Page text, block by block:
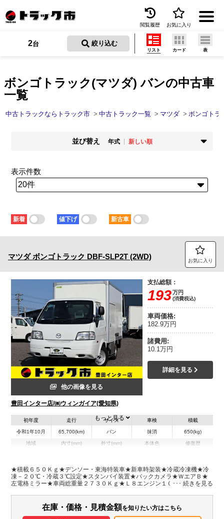
トラック買取
お問い合わせ
トラック市FC会員専用ページはこちら
ログイン
閲覧履歴 お気に入り
ボンゴトラック(マツダ) バンの中古車
一覧
2台 絞り込む
リスト カード 表
中古トラックならトラック市 中古トラック一覧 マツダ ボンゴトラ
並び替え 年式
新しい順
新着順
走行距離
少ない順
多い順
価格
安い順
高い順
少ない順
多い順
短い順
表示件数
新着 値下げ 新古車
マツダ ボンゴトラック DBF-SLP2T (2WD) お気に入り
他の画像を見る
豊田インター店/㈱ウィンガイア(愛知県)
支払総額：
193万円
(消費税込)
車両価格:
182.9万円
諸費用:
10.1万円
詳細を見る
初年度
令和1年10月
走行
65,700(km)
サイズ
バン
車検
抹消
積載
650(kg)
地域 内寸(mm)
H:1,500
外寸(mm)
H:2,410
本体色 修復歴
装備情報
パワステ
もっと見る
★積載６５０Ｋｇ★デンソー・東海特装車★新車時架装★冷蔵冷凍機★冷
凍－２０℃・冷蔵３℃設定★スタンバイ装置★バックカメラ★ＷエアＢ★
左電格ミラー★車両総重量２７３０Ｋｇ★Ｌ８エンジン１００馬力★荷室
２℃まで確認済み★荷箱内各内寸,前室左右、各内寸約１０３ｘ７１ｘ１０
３,後室内寸約１５２ｘ１５０ｘ１５０★外装仕上げ済み★Ｎｅｗペイント
在庫・価格・見積金額を知りたい方はこちら